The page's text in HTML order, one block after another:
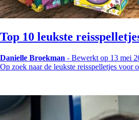
Top 10 leukste
Danielle Broekman - Bewerkt op 13 mei
Op zoek naar de leukste reisspelletjes